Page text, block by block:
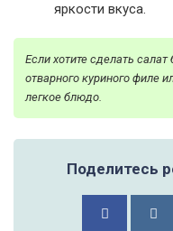
яркости вкуса.
Если хотите сделать
отварного куриного филе
легкое блюдо.
Поделитесь